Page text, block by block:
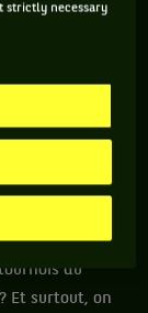
que nous
un score
exhibition à
les
de
devant un
en sortira
à 40 ans ?
du
Et surtout, on
strictly necessary